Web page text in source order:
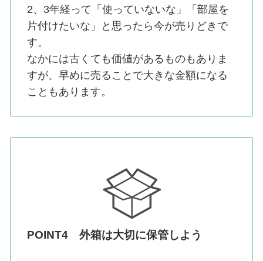
2、3年経って「使っていないな」「部屋を
片付けたいな」と思ったら今が売りどきで
す。
なかには古くても価値があるものもありま
すが、早めに売ることで大きな金額になる
こともあります。
POINT4 外箱は大切に保管しよう